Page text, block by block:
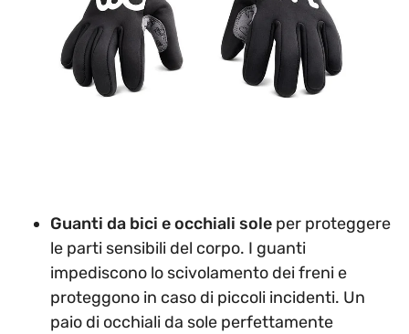
Guanti da bici e occhiali sole per proteggere
le parti sensibili del corpo. I guanti
impediscono lo scivolamento dei freni e
proteggono in caso di piccoli incidenti. Un
paio di occhiali da sole perfettamente